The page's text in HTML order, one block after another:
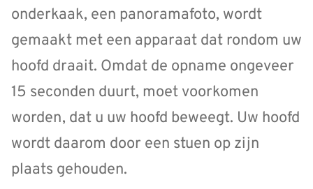
onderkaak, een panoramafoto, wordt
gemaakt met een apparaat dat rondom uw
hoofd draait. Omdat de opname ongeveer
15 seconden duurt, moet voorkomen
worden, dat u uw hoofd beweegt. Uw hoofd
wordt daarom door een stuen op zijn
plaats gehouden.